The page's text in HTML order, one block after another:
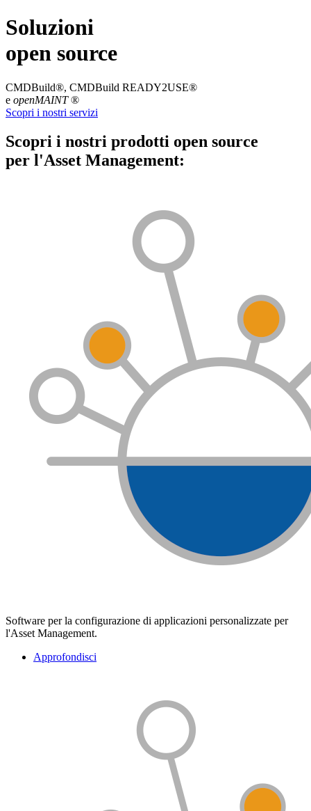
Soluzioni
open source
CMDBuild®, CMDBuild READY2USE®
e openMAINT®
Scopri i nostri servizi
Scopri i nostri prodotti open source
per l'Asset Management:
Software per la configurazione di applicazioni personalizzate per
l'Asset Management.
Approfondisci